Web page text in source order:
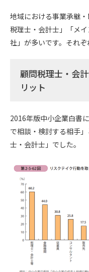
地域における事業承継
税理士・会計士」「メ
社」が多いです。それぞ
顧問税理士・会
リット
2016年版中小企業白書
で相談・検討する相手
士・会計士」でした。